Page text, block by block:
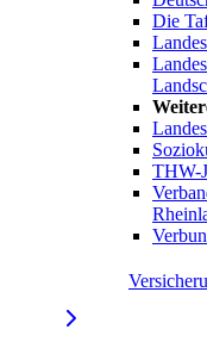
Die
THW-